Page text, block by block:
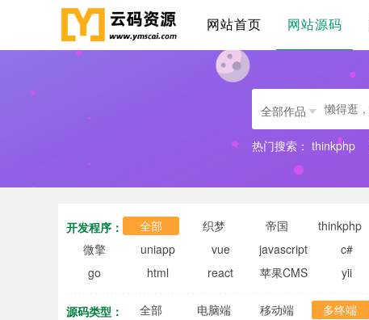
网站首页 网站源码
全部作品
热门搜索： thinkphp
开发程序： 全部 织梦 帝国 thinkphp
微擎
uniapp vue javascript c#
go
html react 苹果CMS yii
源码类型： 全部 电脑端 移动端 多终端